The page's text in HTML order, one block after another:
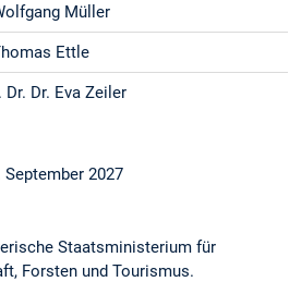
Müller
Ettle
Dr. Dr. Eva Zeiler
2027
Staatsministerium für
Forsten und Tourismus.